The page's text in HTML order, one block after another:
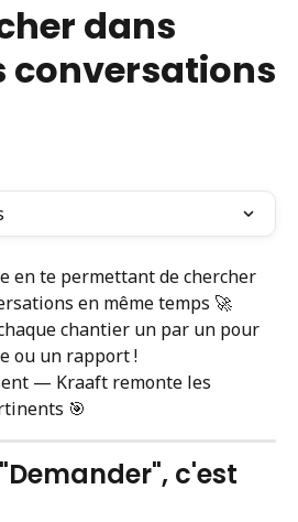
dans
conversations
en te permettant de chercher
en même temps 🚀
chantier un par un pour
ou un rapport !
— Kraaft remonte les
🎯
c'est